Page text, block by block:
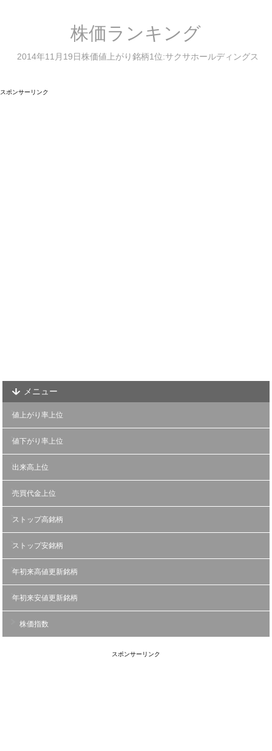
株価ランキング
2014年11月19日株価値上がり銘柄1位:サクサホールディングス
スポンサーリンク
メニュー
値上がり率上位
値下がり率上位
出来高上位
売買代金上位
ストップ高銘柄
ストップ安銘柄
年初来高値更新銘柄
年初来安値更新銘柄
株価指数
スポンサーリンク